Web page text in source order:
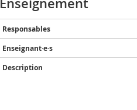
Enseignement
Responsables
Enseignant·e·s
Description